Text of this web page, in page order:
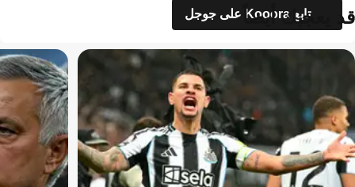
تابع Kooora على جوجل
قد يعجبك أيضاً